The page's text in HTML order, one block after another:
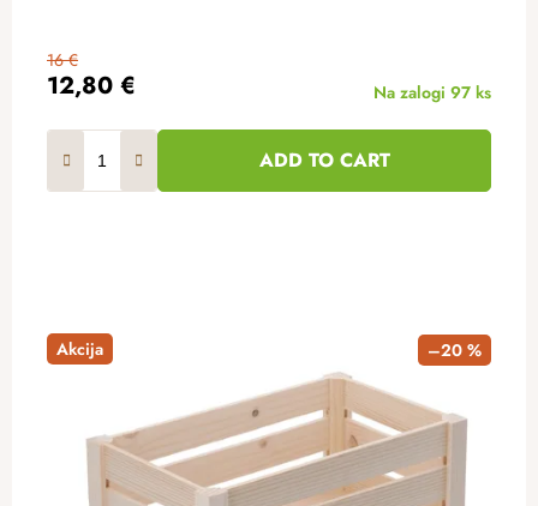
12,80 €
16 €
Na zalogi 97 ks
ADD TO CART
Akcija –20 %